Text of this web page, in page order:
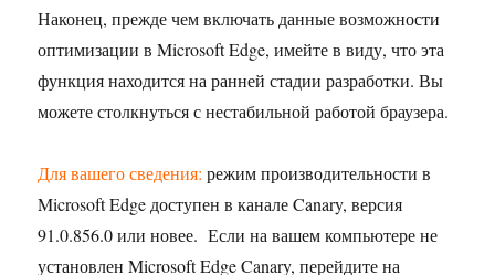
Наконец, прежде чем включать данные возможности
оптимизации в Microsoft Edge, имейте в виду, что эта
функция находится на ранней стадии разработки. Вы
можете столкнуться с нестабильной работой браузера.
Для вашего сведения: режим производительности в
Microsoft Edge доступен в канале Canary, версия
91.0.856.0 или новее. Если на вашем компьютере не
установлен Microsoft Edge Canary, перейдите на